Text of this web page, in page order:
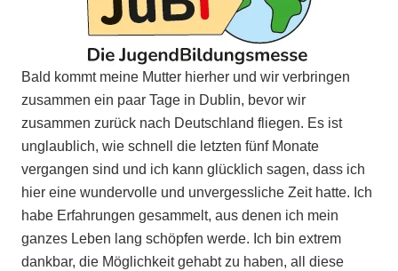
Bald kommt meine Mutter hierher und wir verbringen
zusammen ein paar Tage in Dublin, bevor wir
zusammen zurück nach Deutschland fliegen. Es ist
unglaublich, wie schnell die letzten fünf Monate
vergangen sind und ich kann glücklich sagen, dass ich
hier eine wundervolle und unvergessliche Zeit hatte. Ich
habe Erfahrungen gesammelt, aus denen ich mein
ganzes Leben lang schöpfen werde. Ich bin extrem
dankbar, die Möglichkeit gehabt zu haben, all diese